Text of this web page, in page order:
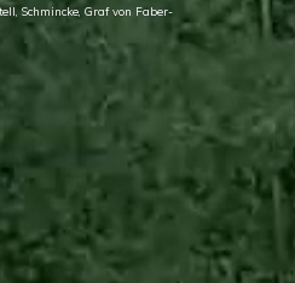
Schmincke, Graf von Faber-